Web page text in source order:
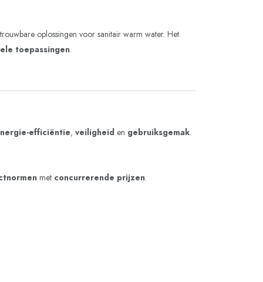
oplossingen voor sanitair warm water. Het
toepassingen.
efficiëntie, veiligheid en gebruiksgemak.
met concurrerende prijzen.